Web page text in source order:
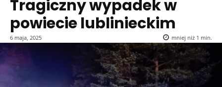
Tragiczny wypadek w
powiecie lublinieckim
6 maja, 2025 mniej niż 1 min.